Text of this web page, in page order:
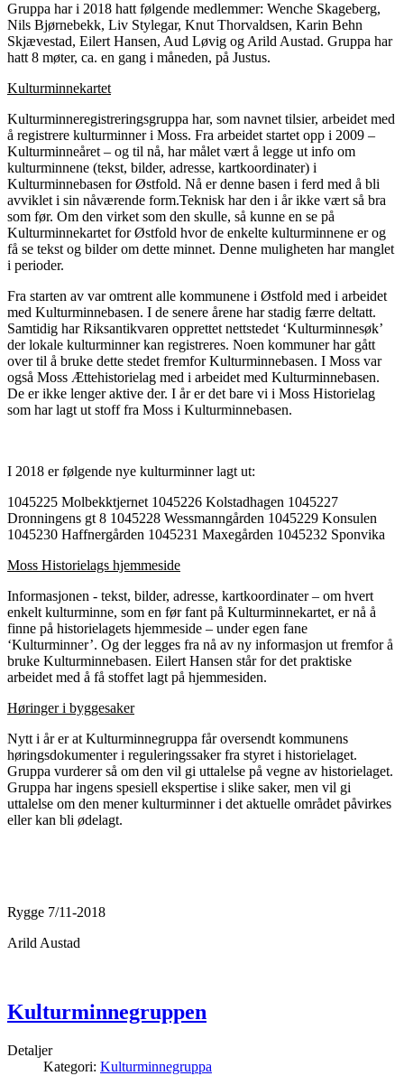
Gruppa har i 2018 hatt følgende medlemmer: Wenche Skageberg,
Nils Bjørnebekk, Liv Stylegar, Knut Thorvaldsen, Karin Behn
Skjævestad, Eilert Hansen, Aud Løvig og Arild Austad. Gruppa har
hatt 8 møter, ca. en gang i måneden, på Justus.
Kulturminnekartet
Kulturminneregistreringsgruppa har, som navnet tilsier, arbeidet med
å registrere kulturminner i Moss. Fra arbeidet startet opp i 2009 –
Kulturminneåret – og til nå, har målet vært å legge ut info om
kulturminnene (tekst, bilder, adresse, kartkoordinater) i
Kulturminnebasen for Østfold. Nå er denne basen i ferd med å bli
avviklet i sin nåværende form.Teknisk har den i år ikke vært så bra
som før. Om den virket som den skulle, så kunne en se på
Kulturminnekartet for Østfold hvor de enkelte kulturminnene er og
få se tekst og bilder om dette minnet. Denne muligheten har manglet
i perioder.
Fra starten av var omtrent alle kommunene i Østfold med i arbeidet
med Kulturminnebasen. I de senere årene har stadig færre deltatt.
Samtidig har Riksantikvaren opprettet nettstedet ‘Kulturminnesøk’
der lokale kulturminner kan registreres. Noen kommuner har gått
over til å bruke dette stedet fremfor Kulturminnebasen. I Moss var
også Moss Ættehistorielag med i arbeidet med Kulturminnebasen.
De er ikke lenger aktive der. I år er det bare vi i Moss Historielag
som har lagt ut stoff fra Moss i Kulturminnebasen.
I 2018 er følgende nye kulturminner lagt ut:
1045225 Molbekktjernet 1045226 Kolstadhagen 1045227
Dronningens gt 8 1045228 Wessmanngården 1045229 Konsulen
1045230 Haffnergården 1045231 Maxegården 1045232 Sponvika
Moss Historielags hjemmeside
Informasjonen - tekst, bilder, adresse, kartkoordinater – om hvert
enkelt kulturminne, som en før fant på Kulturminnekartet, er nå å
finne på historielagets hjemmeside – under egen fane
‘Kulturminner’. Og der legges fra nå av ny informasjon ut fremfor å
bruke Kulturminnebasen. Eilert Hansen står for det praktiske
arbeidet med å få stoffet lagt på hjemmesiden.
Høringer i byggesaker
Nytt i år er at Kulturminnegruppa får oversendt kommunens
høringsdokumenter i reguleringssaker fra styret i historielaget.
Gruppa vurderer så om den vil gi uttalelse på vegne av historielaget.
Gruppa har ingens spesiell ekspertise i slike saker, men vil gi
uttalelse om den mener kulturminner i det aktuelle området påvirkes
eller kan bli ødelagt.
Rygge 7/11-2018
Arild Austad
Kulturminnegruppen
Detaljer
Kategori: Kulturminnegruppa